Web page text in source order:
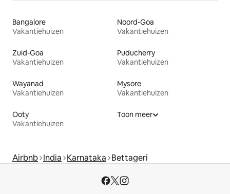
Bangalore
Vakantiehuizen
Noord-Goa
Vakantiehuizen
Zuid-Goa
Vakantiehuizen
Puducherry
Vakantiehuizen
Wayanad
Vakantiehuizen
Mysore
Vakantiehuizen
Ooty
Vakantiehuizen
Toon meer
Airbnb India Karnataka Bettageri